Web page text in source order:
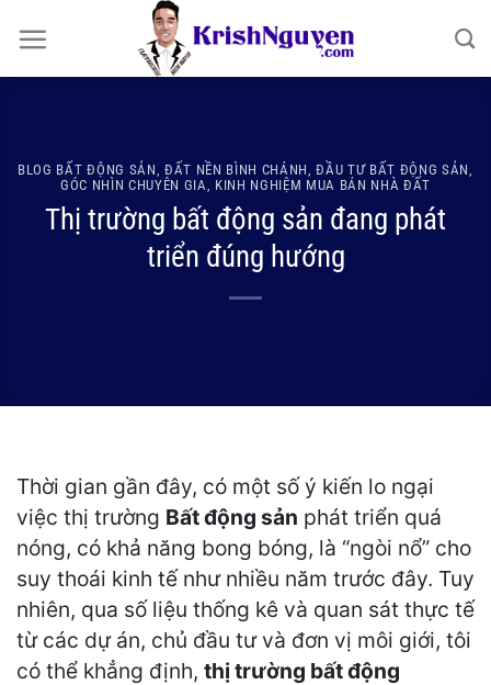
qua
nội
BLOG BẤT ĐỘNG SẢN ĐẤT NỀN BÌNH CHÁNH ,ĐẦU TƯ BẤT ĐỘNG SẢN
GÓC NHÌN CHUYÊN GIA
KINH NGHIỆM MUA BÁN NHÀ ĐẤT
Thị trường bất động sản đang phát
triển đúng hướng
Thời gian gần đây, có một số ý kiến lo ngại
việc thị trường Bất động sản phát triển quá
nóng, có khả năng bong bóng, là “ngòi nổ” cho
suy thoái kinh tế như nhiều năm trước đây. Tuy
nhiên, qua số liệu thống kê và quan sát thực tế
từ các dự án, chủ đầu tư và đơn vị môi giới, tôi
có thể khẳng định, thị trường bất động